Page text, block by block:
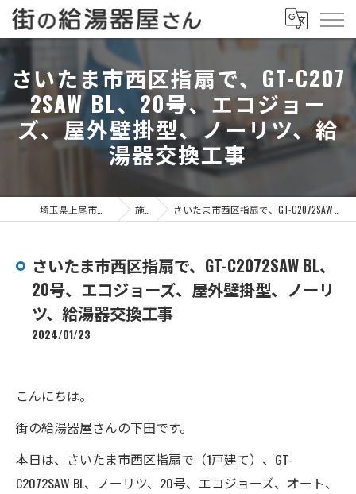
さいたま市西区指扇で、GT-C207
2SAW BL、20号、エコジョー
ズ、屋外壁掛型、ノーリツ、給
湯器交換工事
施工事例 さいたま市西区指扇で、GT-C2072SAW BL、20号、エコジョーズ、屋外壁掛型、ノーリツ、給湯器交換工事
さいたま市西区指扇で、GT-C2072SAW BL、
20号、エコジョーズ、屋外壁掛型、ノーリ
ツ、給湯器交換工事
2024/01/23
こんにちは。
街の給湯器屋さんの下田です。
本日は、さいたま市西区指扇で（1戸建て）、GT-
C2072SAW BL、ノーリツ、20号、エコジョーズ、オート、